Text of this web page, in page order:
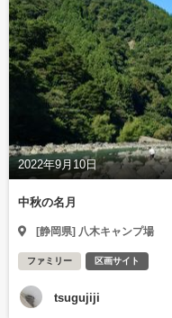
2022年9月10日
中秋の名月
[静岡県] 八木キャンプ場
ファミリー 区画サイト
tsugujiji